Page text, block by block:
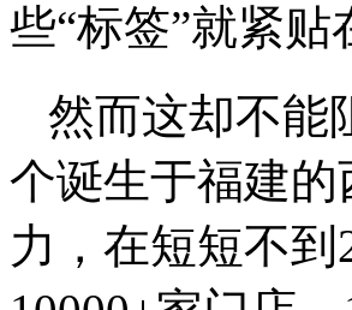
些“标签”就紧
然而这却不能
个诞生于福建
力，在短短不